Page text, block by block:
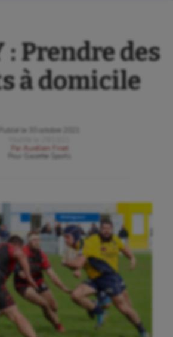
: Prendre des
à domicile
Publié le
30 octobre 2021
Par
Aurélien Finet
Gazette Sports